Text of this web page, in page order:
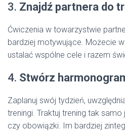
3. Znajdź partnera do
Ćwiczenia w towarzystwie
bardziej motywujące. Możecie
ustalać wspólne cele i razem
4. Stwórz
Zaplanuj swój tydzień,
treningi. Traktuj trening tak
czy obowiązki. Im bardziej